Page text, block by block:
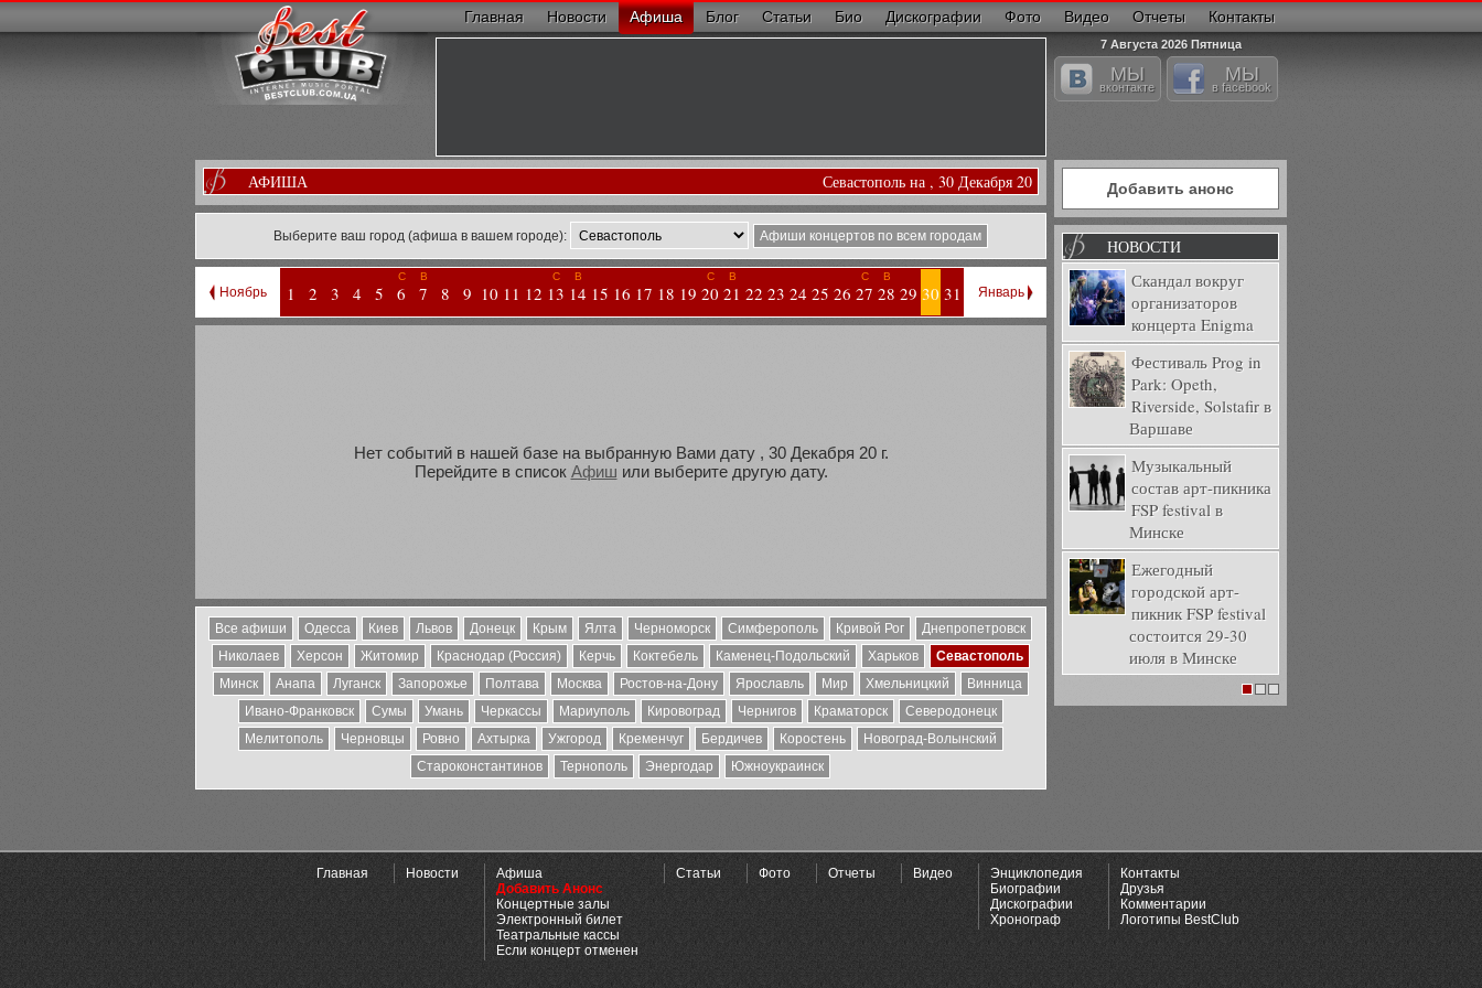
Главная Новости Афиша Блог Статьи Био Дискографии Фото Видео Отчеты Контакты
7 Августа 2026 Пятница
МЫ
вконтакте
МЫ
в facebook
АФИША Севастополь на , 30 Декабря 20
Выберите ваш город (афиша в вашем городе): Афиши концертов по всем городам
Ноябрь 1 2 3 4 5
С
6
В
7 8 9 10 11 12
С
13
В
14 15 16 17 18 19
С
20
В
21 22 23 24 25 26
С
27
В
28 29 30 31 Январь
Нет событий в нашей базе на выбранную Вами дату , 30 Декабря 20 г.
Перейдите в список Афиш или выберите другую дату.
Все афиши Одесса Киев Львов Донецк Крым Ялта Черноморск Симферополь Кривой Рог
Днепропетровск
Николаев
Херсон Житомир Краснодар (Россия) Керчь Коктебель Каменец-Подольский Харьков
Севастополь
Минск
Анапа Луганск Запорожье Полтава Москва Ростов-на-Дону Ярославль Мир Хмельницкий
Винница
Ивано-Франковск
Сумы Умань Черкассы Мариуполь Кировоград Чернигов Краматорск
Северодонецк
Мелитополь
Черновцы Ровно Ахтырка Ужгород Кременчуг Бердичев Коростень
Новоград-Волынский
Староконстантинов
Тернополь Энергодар Южноукраинск
Добавить анонс
НОВОСТИ
Скандал вокруг
организаторов
концерта Enigma
Фестиваль Prog in
Park: Opeth,
Riverside, Solstafir в
Варшаве
Музыкальный
состав арт-пикника
FSP festival в
Минске
Ежегодный
городской арт-
пикник FSP festival
состоится 29-30
июля в Минске
Главная Новости
Афиша
Добавить Анонс
Концертные залы
Электронный билет
Театральные кассы
Если концерт отменен
Статьи Фото Отчеты Видео
Энциклопедия
Биографии
Дискографии
Хронограф
Контакты
Друзья
Комментарии
Логотипы BestClub